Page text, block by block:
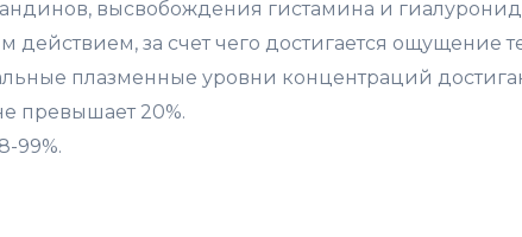
высвобождения гистамина и
за счет чего достигается ощущение
плазменные уровни концентраций
превышает 20%.
99%.